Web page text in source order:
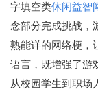
字填空类休闲益智
念部分完成挑战，
熟能详的网络梗，
语言，既增强了游
从校园学生到职场